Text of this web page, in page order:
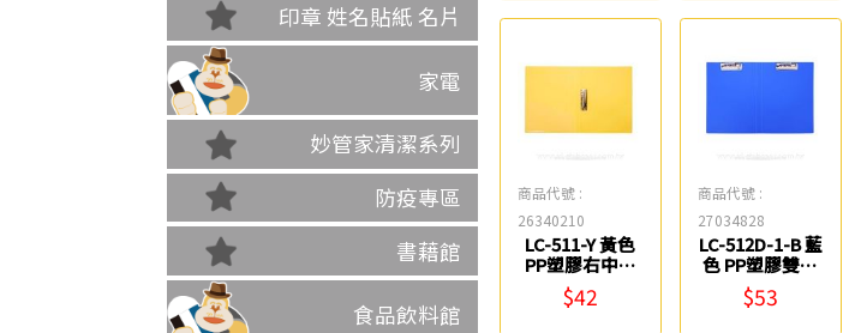
印章 姓名貼紙 名片
家電
妙管家清潔系列
防疫專區
書藉館
食品飲料館
商品代號 :
26340210
LC-511-Y 黃色
PP塑膠右中強
力夾 連勤牌
$42
商品代號 :
27034828
LC-512D-1-B 藍
色 PP塑膠雙上
強力夾 連勤牌
$53